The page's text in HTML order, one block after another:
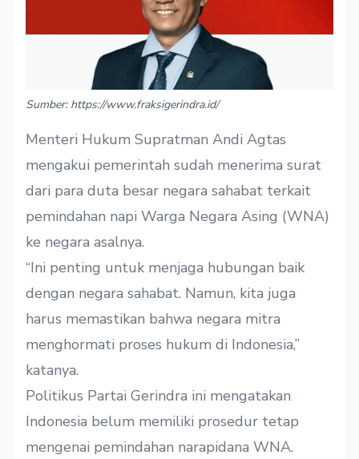
Sumber: https://www.fraksigerindra.id/
Menteri Hukum Supratman Andi Agtas
mengakui pemerintah sudah menerima surat
dari para duta besar negara sahabat terkait
pemindahan napi Warga Negara Asing (WNA)
ke negara asalnya.
“Ini penting untuk menjaga hubungan baik
dengan negara sahabat. Namun, kita juga
harus memastikan bahwa negara mitra
menghormati proses hukum di Indonesia,”
katanya.
Politikus Partai Gerindra ini mengatakan
Indonesia belum memiliki prosedur tetap
mengenai pemindahan narapidana WNA.